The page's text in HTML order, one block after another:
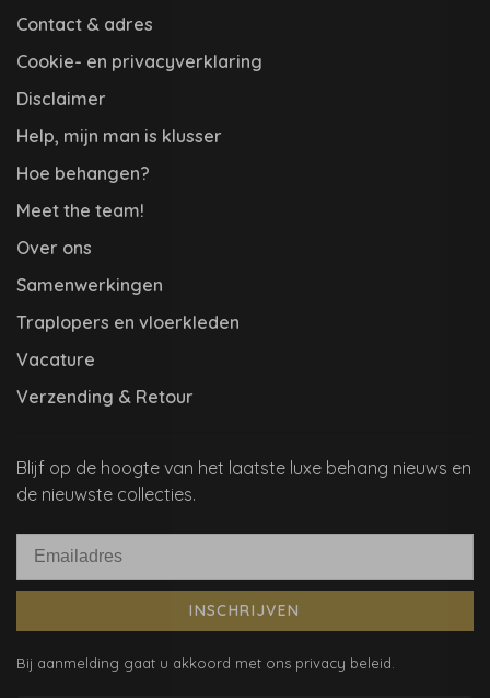
Contact & adres
Cookie- en privacyverklaring
Disclaimer
Help, mijn man is klusser
Hoe behangen?
Meet the team!
Over ons
Samenwerkingen
Traplopers en vloerkleden
Vacature
Verzending & Retour
Blijf op de hoogte van het laatste luxe behang nieuws en
de nieuwste collecties.
INSCHRIJVEN
Bij aanmelding gaat u akkoord met ons privacy beleid.